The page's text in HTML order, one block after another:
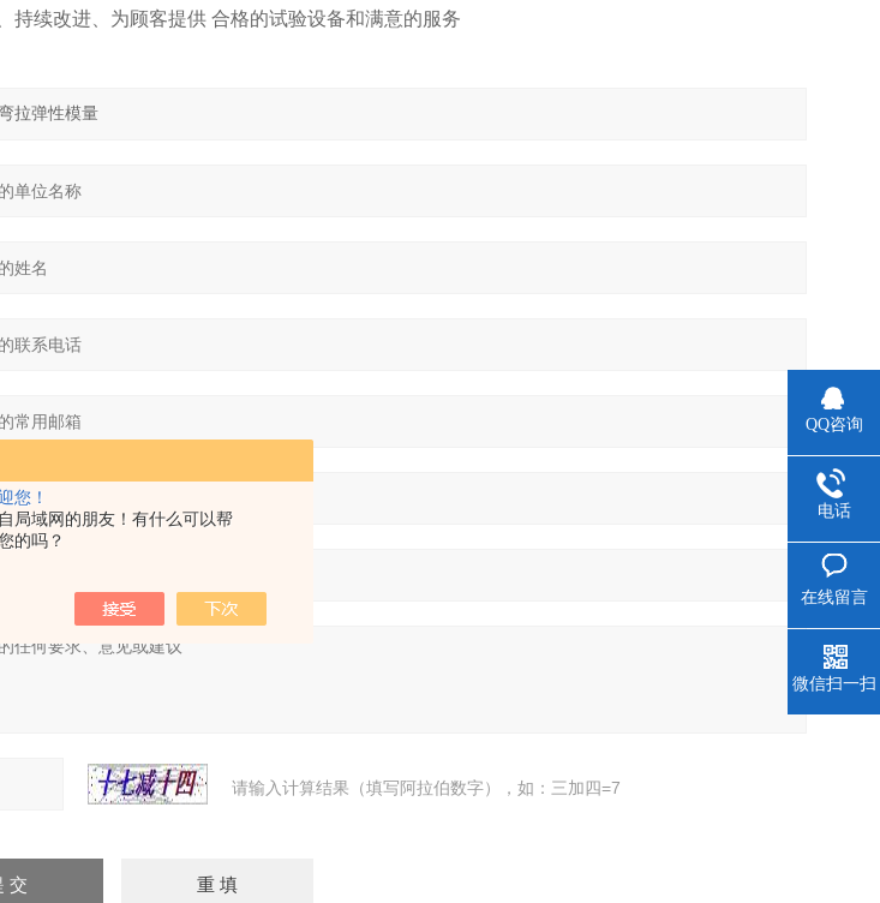
您！
局域网的朋友！有什么可以帮
的吗？
持续改进、为顾客提供 合格的试验设备和满意的服务
请输入计算结果（填写阿拉伯数字），如：三加四=7
QQ咨询
电话
在线留言
微信扫一扫